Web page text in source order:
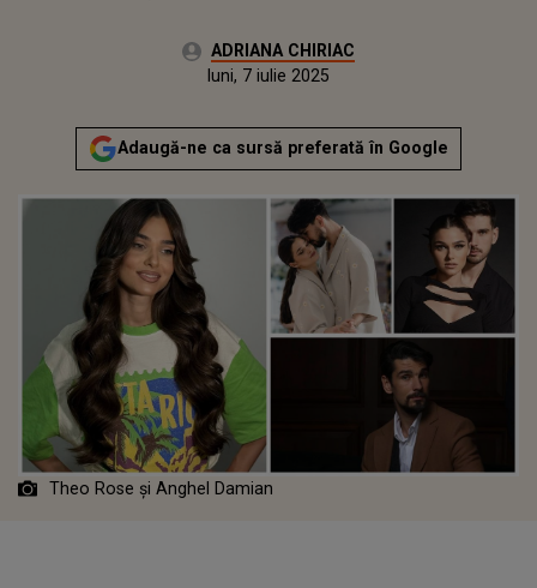
Autor:ADRIANA CHIRIAC
Actualizat:
luni, 7 iulie 2025
Adaugă-ne ca sursă preferată în Google
Theo Rose și Anghel Damian